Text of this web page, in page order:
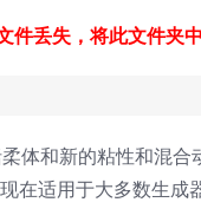
丢失，将此文件夹
体和新的粘性和混合
在适用于大多数生